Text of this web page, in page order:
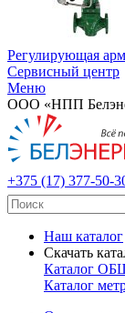
Регулирующая
Сервисный центр
Меню
ООО «НПП
+375 (17) 377-50-
Наш каталог
Скачать
Каталог
Каталог